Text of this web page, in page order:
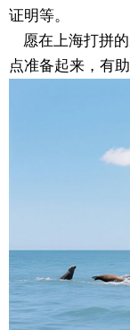
证明等。
愿在上海打拼
点准备起来，有